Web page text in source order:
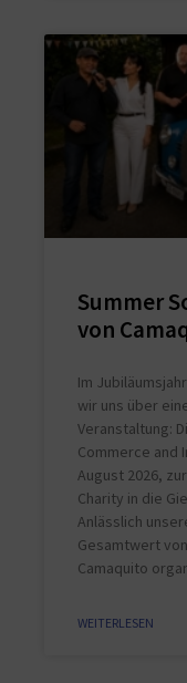
Summer
von
Im
wir uns über
Veranstaltung:
Commerce and
August 2026,
Charity in die
Anlässlich
Gesamtwert
Camaquito
WEITERLESEN